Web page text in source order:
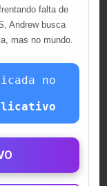
falta de
Andrew busca
mas no mundo.
no